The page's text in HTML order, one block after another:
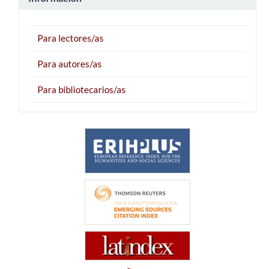
Para lectores/as
Para autores/as
Para bibliotecarios/as